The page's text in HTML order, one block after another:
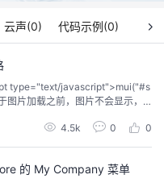
云声(0) 代码示例(0)
type="text/javascript">mui("#s
片加载之前，图片不会显示，
组件的id，可能带获取的组件还
4.5k 0 0
的 My Company 菜单